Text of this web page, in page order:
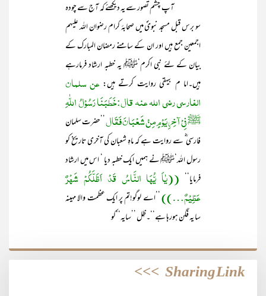
آپ چشم تصور سے یہ دیکھئے کہ آج سے چودہ
سو برس قبل مسجد نبویؐ میں صحابۂ کرام رضوان اللہ علیہم
اجمعین جمع ہیں اور ان کے سامنے رمضان المبارک کے
بیان کے لئے نبی اکرم‘ﷺ یہ خطبہ ارشاد فرمارہے
ہیں۔اما م بیہقی روایت کرتے ہیں: عن سلمان
الفارسی رضی اللہ عنہ قال:خَطَبَنَا رَسُوْلُ اللّٰہِ
ﷺ فِیْ آخِرِ یَوْمٍ مِنْ شَعْبَانَ فَقَال ’’حضرت سلمان
فارسی ؓ سے روایت ہے کہ ماہِ شعبان کی آخری تاریخ کو
رسول اللہ‘ﷺ نے ہمیں ایک خطبہ دیا ‘ اس میں ارشاد
فرمایا‘‘ ((یٰاَ یُّہَا النَّاسُ قَدْ اَظَلَّکُمْ شَھْرٌ
عَظِیْمٌ…)) ’’اے لوگو!تم پر ایک عظمت والا مہینہ
سا یہ فگن ہورہا ہے‘‘۔ظِل ’’سایہ‘‘کو
Sharing Link
>>>